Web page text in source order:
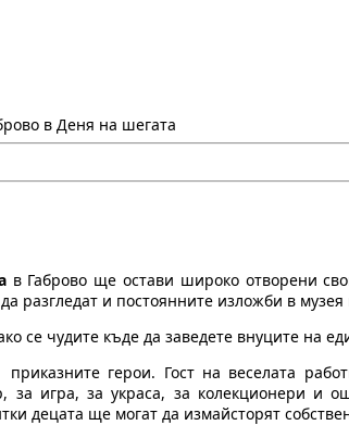
в Деня на шегата
в Габрово ще остави широко отворени
разгледат и постоянните изложби в
се чудите къде да заведете внуците на
герои. Гост на веселата
за игра, за украса, за колекционери
децата ще могат да измайсторят